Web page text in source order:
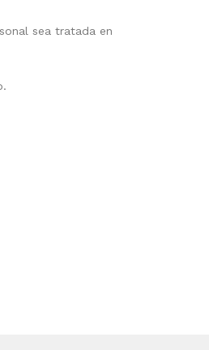
sea tratada en